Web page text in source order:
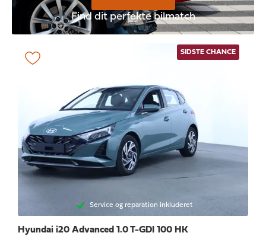
Find dit perfekte bilmatch
SIDSTE CHANCE
Service og reparation inkluderet
Hyundai i20 Advanced 1.0 T-GDI 100 HK